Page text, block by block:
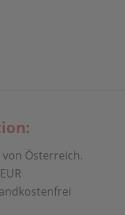
Österreich.